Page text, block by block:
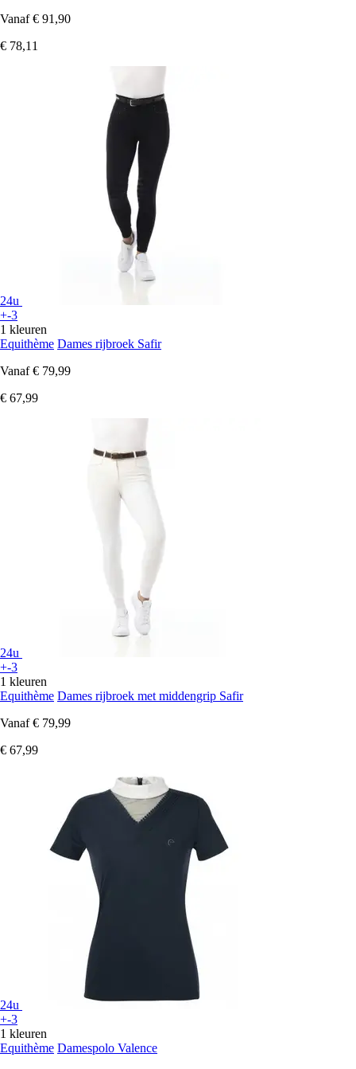
Vanaf € 91,90
€ 78,11
24u
+-3
1 kleuren
Equithème Dames rijbroek Safir
Vanaf € 79,99
€ 67,99
24u
+-3
1 kleuren
Equithème Dames rijbroek met middengrip Safir
Vanaf € 79,99
€ 67,99
24u
+-3
1 kleuren
Equithème Damespolo Valence